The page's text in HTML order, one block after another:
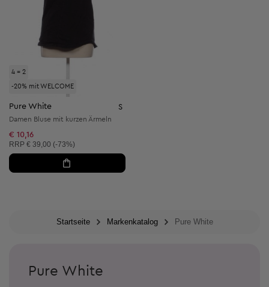
4 = 2
-20% mit WELCOME
Pure White S
Damen Bluse mit kurzen Ärmeln
€ 10,16
Unverbindliche Preisempfehlung:
RRP € 39,00 (-73%)
Startseite Markenkatalog Pure White
Pure White